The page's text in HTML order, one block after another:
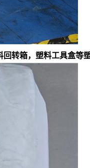
转箱，塑料工具盒等塑